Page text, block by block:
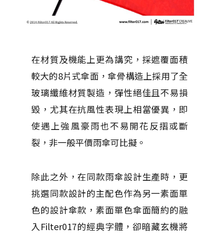
在材質及機能上更為講究，採遮覆面積
較大的8片式傘面，傘骨構造上採用了全
玻璃纖維材質製造，彈性絕佳且不易損
毀，尤其在抗風性表現上相當優異，即
使遇上強風豪雨也不易開花反摺或斷
裂，非一般平價雨傘可比擬。
除此之外，在同款雨傘設計生產時，更
挑選同款設計的主配色作為另一素面單
色的設計傘款，素面單色傘面簡約的融
入Filter017的經典字體，卻暗藏玄機將